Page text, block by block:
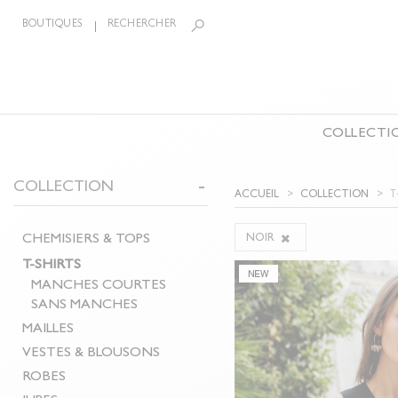
BOUTIQUES RECHERCHER
LA COLLECTION
T-SHIRTS
MAILLES
VESTES & BLOUSONS
JUPES
SHORTS
BIJOUX
COLLECTION
CHEMISIERS & TOPS
T-SHIRTS
MANCHES COURTES
SANS MANCHES
MAILLES
VESTES & BLOUSONS
ROBES
ACCUEIL COLLECTION
NOIR